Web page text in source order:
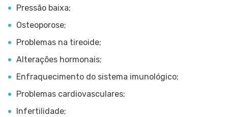
Pressão baixa;
Osteoporose;
Problemas na tireoide;
Alterações hormonais;
Enfraquecimento do sistema imunológico;
Problemas cardiovasculares;
Infertilidade;